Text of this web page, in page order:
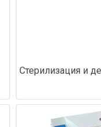
Стерилизация и